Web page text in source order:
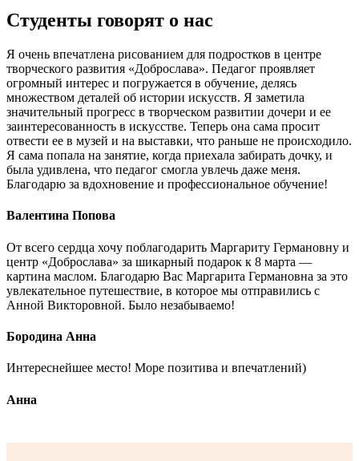
Студенты говорят о нас
Я очень впечатлена рисованием для подростков в центре
творческого развития «Доброслава». Педагог проявляет
огромный интерес и погружается в обучение, делясь
множеством деталей об истории искусств. Я заметила
значительный прогресс в творческом развитии дочери и ее
заинтересованность в искусстве. Теперь она сама просит
отвести ее в музей и на выставки, что раньше не происходило.
Я сама попала на занятие, когда приехала забирать дочку, и
была удивлена, что педагог смогла увлечь даже меня.
Благодарю за вдохновение и профессиональное обучение!
Валентина Попова
От всего сердца хочу поблагодарить Маргариту Германовну и
центр «Доброслава» за шикарный подарок к 8 марта —
картина маслом. Благодарю Вас Маргарита Германовна за это
увлекательное путешествие, в которое мы отправились с
Анной Викторовной. Было незабываемо!
Бородина Анна
Интереснейшее место! Море позитива и впечатлений)
Анна